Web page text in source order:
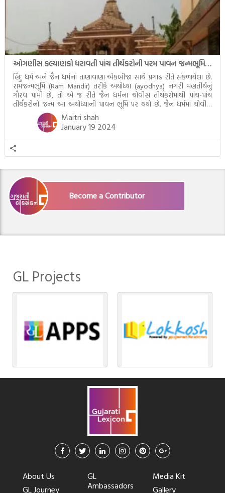
ઓગણીસ કલ્યાણકો ધરાવતી પાંચ તીર્થંકરોની પરમ પાવન જન્મભૂમિ – અયોધ્યા (Ayodhya)
હિંદુ ધર્મ અને જૈન ધર્મનાં તાણાવાણા એકબીજા સાથે પ્રગાઢ રીતે સંકળાયેલા છે.
રામજન્મભૂમિ (Ram Mandir) તરીકે અયોધ્યા (ayodhya) નગરી મહાતીર્થનું
ગૌરવ પામી છે, તો એ જ રીતે જૈન ધર્મના ચોવીસ તીર્થંકરોમાંથી પાંચ-પાંચ
તીર્થંકરોનો જન્મ આ અયોધ્યાની પાવન ભૂમિ પર થયો છે. જૈન ધર્મમાં ચોવીસ
તીર્થંકરોમાંથી પાંચ-પાંચ તીર્થંકરોનાં કલ્યાણકો અહીં આવ્યાં છે. દરેક તીર્થંકરના
જીવનની ચ્યવન(માતાના […]
Maitri shah
January 19 2024
Become a Contributor
GL Projects
About Us
GL Journey
GL
Ambassadors
Media Kit
Gallery